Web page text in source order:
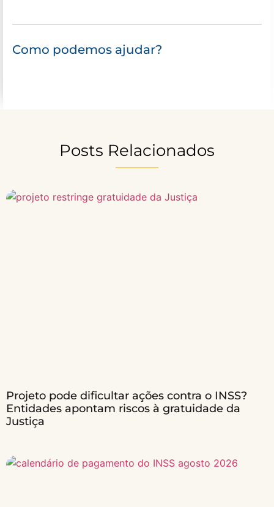
Como podemos ajudar?
Posts Relacionados
Projeto pode dificultar ações contra o INSS?
Entidades apontam riscos à gratuidade da
Justiça